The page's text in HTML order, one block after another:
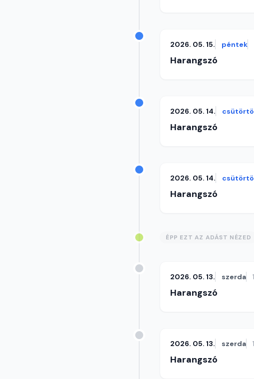
2026. 05. 15. péntek
Harangszó
2026. 05. 14.
Harangszó
2026. 05. 14.
Harangszó
ÉPP EZT AZ ADÁST NÉZED
2026. 05. 13. szerda
Harangszó
2026. 05. 13. szerda
Harangszó